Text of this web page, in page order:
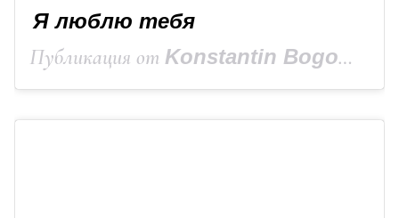
Я люблю тебя
Публикация от Konstantin Bogomolov